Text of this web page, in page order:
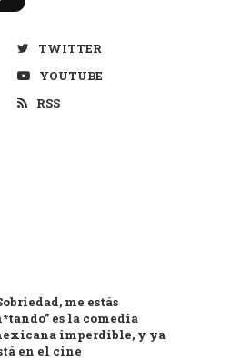
TWITTER
YOUTUBE
RSS
me estás
es la comedia
imperdible, y ya
en el cine